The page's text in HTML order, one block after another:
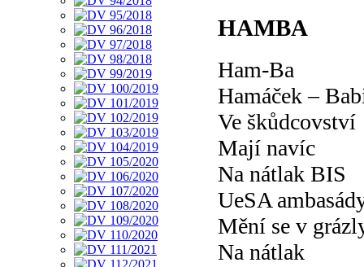
HAMBA
Ham-Ba
Hamáček –
Ve škůdcovství
Mají navíc
Na nátlak BIS
UeSA
Mění se v
Na nátlak